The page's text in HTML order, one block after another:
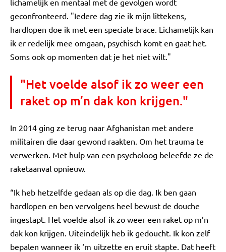
lichamelijk en mentaal met de gevolgen wordt
geconfronteerd. "Iedere dag zie ik mijn littekens,
hardlopen doe ik met een speciale brace. Lichamelijk kan
ik er redelijk mee omgaan, psychisch komt en gaat het.
Soms ook op momenten dat je het niet wilt."
"Het voelde alsof ik zo weer een
raket op m’n dak kon krijgen."
In 2014 ging ze terug naar Afghanistan met andere
militairen die daar gewond raakten. Om het trauma te
verwerken. Met hulp van een psycholoog beleefde ze de
raketaanval opnieuw.
“Ik heb hetzelfde gedaan als op die dag. Ik ben gaan
hardlopen en ben vervolgens heel bewust de douche
ingestapt. Het voelde alsof ik zo weer een raket op m’n
dak kon krijgen. Uiteindelijk heb ik gedoucht. Ik kon zelf
bepalen wanneer ik ‘m uitzette en eruit stapte. Dat heeft